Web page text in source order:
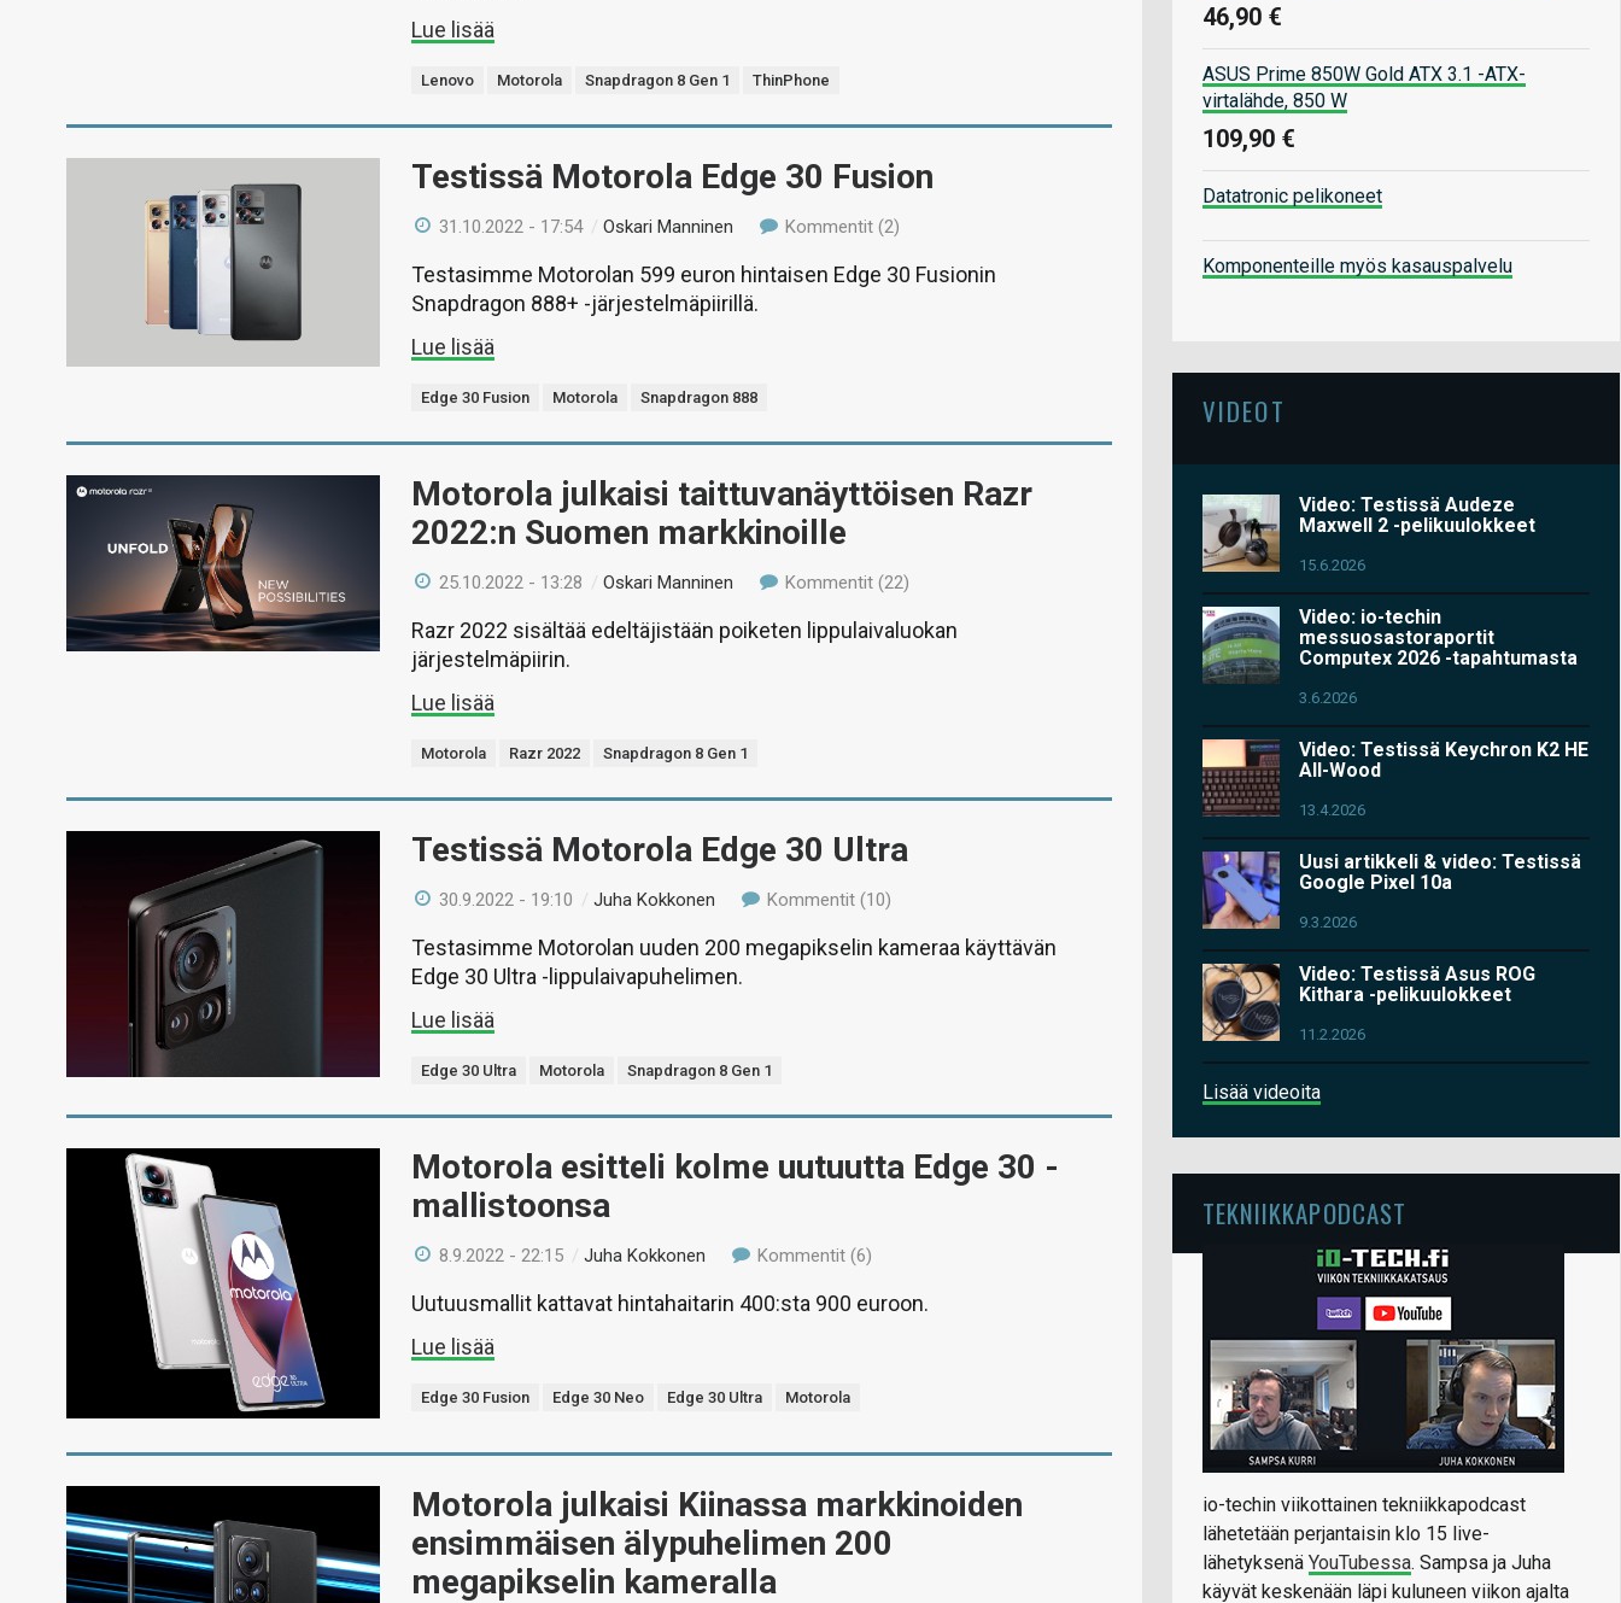
Lue lisää
Lenovo Motorola Snapdragon 8 Gen 1 ThinPhone
Testissä Motorola Edge 30 Fusion
31.10.2022 - 17:54 /Oskari Manninen Kommentit (2)
Testasimme Motorolan 599 euron hintaisen Edge 30 Fusionin
Snapdragon 888+ -järjestelmäpiirillä.
Lue lisää
Edge 30 Fusion Motorola Snapdragon 888
Motorola julkaisi taittuvanäyttöisen Razr
2022:n Suomen markkinoille
25.10.2022 - 13:28 /Oskari Manninen Kommentit (22)
Razr 2022 sisältää edeltäjistään poiketen lippulaivaluokan
järjestelmäpiirin.
Lue lisää
Motorola Razr 2022 Snapdragon 8 Gen 1
Testissä Motorola Edge 30 Ultra
30.9.2022 - 19:10 /Juha Kokkonen Kommentit (10)
Testasimme Motorolan uuden 200 megapikselin kameraa käyttävän
Edge 30 Ultra -lippulaivapuhelimen.
Lue lisää
Edge 30 Ultra Motorola Snapdragon 8 Gen 1
Motorola esitteli kolme uutuutta Edge 30 -
mallistoonsa
8.9.2022 - 22:15 /Juha Kokkonen Kommentit (6)
Uutuusmallit kattavat hintahaitarin 400:sta 900 euroon.
Lue lisää
Edge 30 Fusion Edge 30 Neo Edge 30 Ultra Motorola
Motorola julkaisi Kiinassa markkinoiden
ensimmäisen älypuhelimen 200
megapikselin kameralla
46,90 €
ASUS Prime 850W Gold ATX 3.1 -ATX-
virtalähde, 850 W
109,90 €
Datatronic pelikoneet
Komponenteille myös kasauspalvelu
VIDEOT
Video: Testissä Audeze
Maxwell 2 -pelikuulokkeet
15.6.2026
Video: io-techin
messuosastoraportit
Computex 2026 -tapahtumasta
3.6.2026
Video: Testissä Keychron K2 HE
All-Wood
13.4.2026
Uusi artikkeli & video: Testissä
Google Pixel 10a
9.3.2026
Video: Testissä Asus ROG
Kithara -pelikuulokkeet
11.2.2026
Lisää videoita
TEKNIIKKAPODCAST
io-techin viikottainen tekniikkapodcast
lähetetään perjantaisin klo 15 live-
lähetyksenä YouTubessa. Sampsa ja Juha
käyvät keskenään läpi kuluneen viikon ajalta